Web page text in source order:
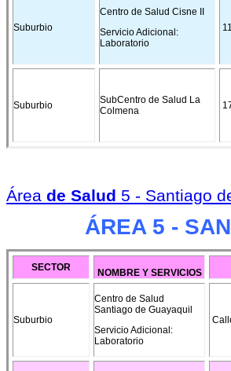
Suburbio
Centro de Salud Cisne II
Servicio Adicional:
Laboratorio
Suburbio
SubCentro de Salud La
Colmena
Área de Salud 5 - Santiago
ÁREA 5 -
SECTOR NOMBRE Y SERVICIOS
Suburbio
Centro de Salud
Santiago de Guayaquil
Servicio Adicional:
Laboratorio